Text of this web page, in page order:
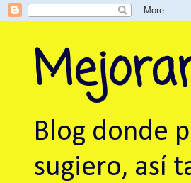
Blog donde
sugiero, así